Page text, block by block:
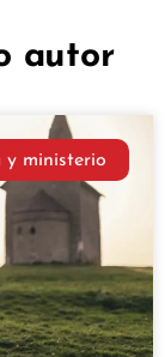
autor
y ministerio